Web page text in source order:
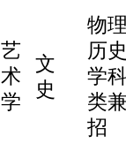
艺
术
学
文
史
物
历
学
类
招